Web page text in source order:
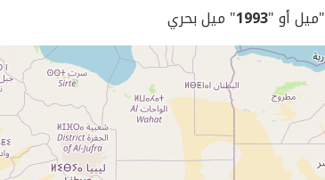
"ميل أو "1993" ميل بحري